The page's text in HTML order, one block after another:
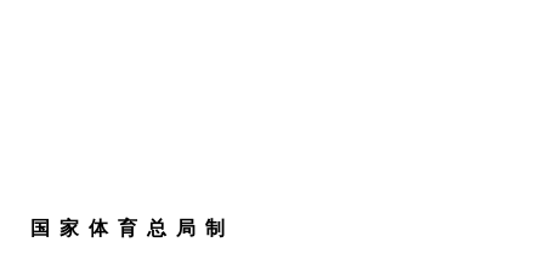
国 家 体 育 总 局 制